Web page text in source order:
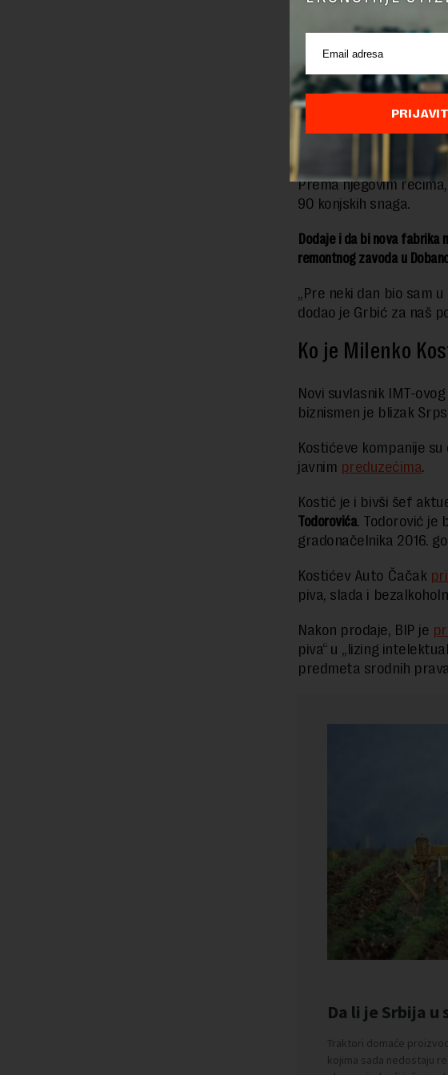
sve ne zovu“, kaže Grbić.
On dodaje i da je u
IMT traktore, kojih i
Jugoslavije.
„Oko 800.000 IMT-ovih
da ćemo raditi i delove.
Prema njegovim
90 konjskih snaga.
Dodaje i da bi nova fabrika
remontnog zavoda u
„Pre neki dan bio sam
dodao je Grbić za naš
Ko je Milenko
Novi suvlasnik IMT-
biznismen je blizak
Kostićeve kompanije
javnim preduzećima.
Kostić je i bivši šef
Todorovića. Todorović je
gradonačelnika 2016.
Kostićev Auto Čačak
piva, slada i
Nakon prodaje, BIP je
piva“ u „lizing
predmeta srodnih